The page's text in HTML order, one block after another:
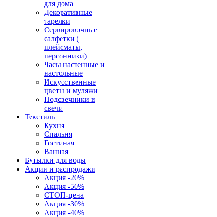
для дома
Декоративные
тарелки
Сервировочные
салфетки (
плейсматы,
персонники)
Часы настенные и
настольные
Искусственные
цветы и муляжи
Подсвечники и
свечи
Текстиль
Кухня
Спальня
Гостиная
Ванная
Бутылки для воды
Акции и распродажи
Акция -20%
Акция -50%
СТОП-цена
Акция -30%
Акция -40%